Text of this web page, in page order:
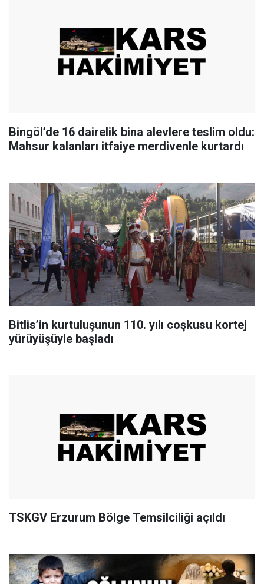
Bingöl’de 16 dairelik bina alevlere teslim oldu:
Mahsur kalanları itfaiye merdivenle kurtardı
Bitlis’in kurtuluşunun 110. yılı coşkusu kortej
yürüyüşüyle başladı
TSKGV Erzurum Bölge Temsilciliği açıldı